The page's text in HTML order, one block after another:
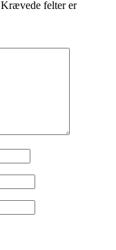
Krævede felter er